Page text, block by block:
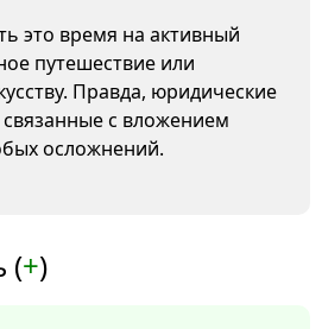
это время на активный
путешествие или
Правда, юридические
с вложением
осложнений.
(+)